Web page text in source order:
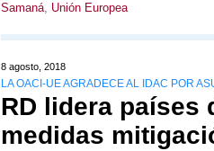
Samaná, Unión Europea
8 agosto, 2018
LA OACI-UE AGRADECE AL IDAC POR
RD lidera países
medidas